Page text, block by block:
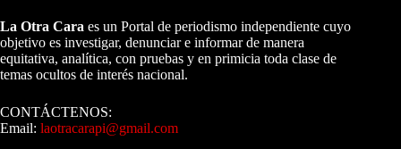
La Otra Cara es un Portal de periodismo independiente cuyo
objetivo es investigar, denunciar e informar de manera
equitativa, analítica, con pruebas y en primicia toda clase de
temas ocultos de interés nacional.
CONTÁCTENOS:
Email: laotracarapi@gmail.com